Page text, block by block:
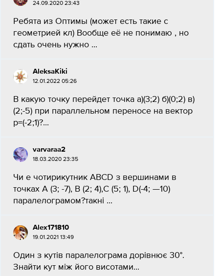
24.09.2020 23:43
Ребята из Оптимы (может есть такие с
геометрией кл) Вообще её не понимаю , но
сдать очень нужно ​...
AleksaKiki
12.01.2022 05:26
В какую точку перейдет точка а)(3;2) б)(0;2) в)
(2;-5) при параллельном переносе на вектор
p=(-2;1)?...
varvaraa2
18.03.2020 23:35
Чи е чотирикутник ABCD з вершинами в
точках А (3; -7), В (2; 4),C (5; 1), D(-4; —10)
паралелограмом?такні ​...
Alex171810
19.01.2021 13:49
Один з кутів паралелограма дорівнює 30°.
Знайти кут між його висотами...